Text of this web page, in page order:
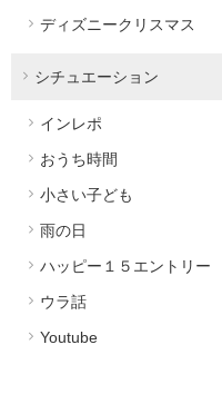
ディズニークリスマス
シチュエーション
インレポ
おうち時間
小さい子ども
雨の日
ハッピー１５エントリー
ウラ話
Youtube